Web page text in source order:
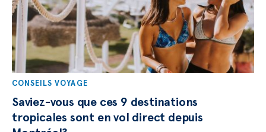
CONSEILS VOYAGE
Saviez-vous que ces 9 destinations
tropicales sont en vol direct depuis